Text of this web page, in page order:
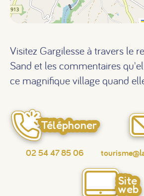
Visitez Gargilesse à travers le
Sand et les commentaires
ce magnifique village quand
Téléphoner
02 54 47 85 06
Site
web